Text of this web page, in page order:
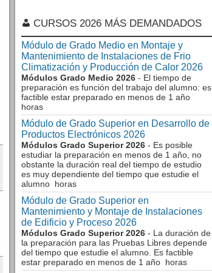
CURSOS 2026 MÁS DEMANDADOS
Módulo de Grado Medio en Montaje y
Mantenimiento de Instalaciones de Frio
Climatización y Producción de Calor 2026
Módulos Grado Medio 2026 - El tiempo de
preparación es función del trabajo del alumno: es
factible estar preparado en menos de 1 año
horas
Módulo de Grado Superior en Desarrollo de
Productos Electrónicos 2026
Módulos Grado Superior 2026 - Es posible
estudiar la preparación en menos de 1 año, no
obstante la duración real del tiempo de estudio
es muy dependiente del tiempo que estudie el
alumno horas
Módulo de Grado Superior en
Mantenimiento y Montaje de Instalaciones
de Edificio y Proceso 2026
Módulos Grado Superior 2026 - La duración de
la preparación para las Pruebas Libres depende
del tiempo que estudie el alumno. Es factible
estar preparado en menos de 1 año horas